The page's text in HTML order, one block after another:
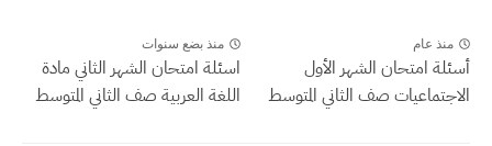
منذ عام
أسئلة امتحان الشهر الأول
الاجتماعيات صف الثاني المتوسط
منذ بضع سنوات
اسئلة امتحان الشهر الثاني مادة
اللغة العربية صف الثاني المتوسط